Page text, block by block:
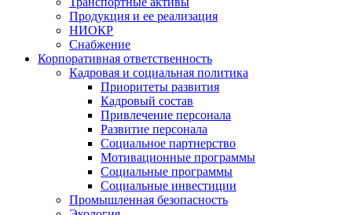
Продукция и ее реализация
НИОКР
Снабжение
Корпоративная ответственность
Кадровая и социальная политика
Приоритеты развития
Кадровый состав
Привлечение персонала
Развитие персонала
Социальное партнерство
Мотивационные программы
Социальные программы
Социальные инвестиции
Промышленная безопасность